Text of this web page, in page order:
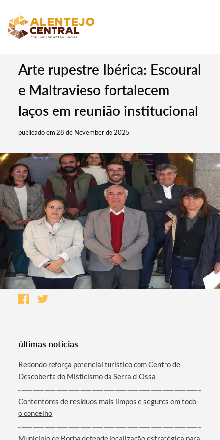
Arte rupestre Ibérica: Escoural
e Maltravieso fortalecem
laços em reunião institucional
publicado em 28 de November de 2025
últimas notícias
Redondo reforça potencial turístico com Centro de
Descoberta do Misticismo da Serra d´Ossa
Contentores de resíduos mais limpos e seguros em todo
o concelho
Município de Borba defende localização estratégica para